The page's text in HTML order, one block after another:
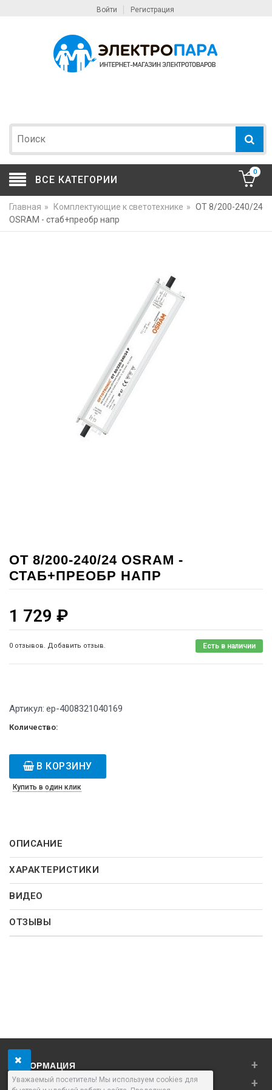
Войти Регистрация
ВСЕ КАТЕГОРИИ
0
Главная » Комплектующие к светотехнике » OT 8/200-240/24
OSRAM - стаб+преобр напр
OT 8/200-240/24 OSRAM -
СТАБ+ПРЕОБР НАПР
1 729 ₽
0 отзывов. Добавить отзыв. Есть в наличии
Артикул: ep-4008321040169
Количество:
В КОРЗИНУ
Купить в один клик
ОПИСАНИЕ
ХАРАКТЕРИСТИКИ
ВИДЕО
ОТЗЫВЫ
ИНФОРМАЦИЯ +
ЛИЧНЫЙ КАБИНЕТ +
Уважаемый посетитель! Мы используем cookies для